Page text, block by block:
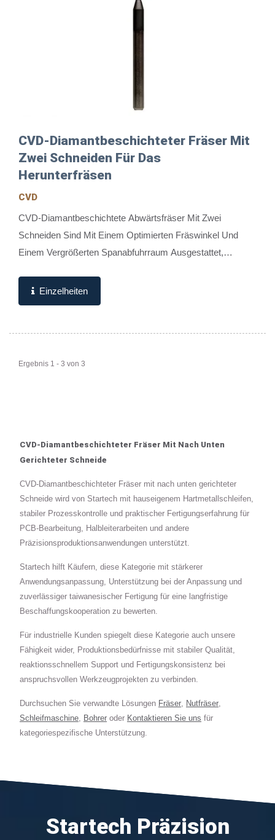
CVD-Diamantbeschichteter Fräser Mit
Zwei Schneiden Für Das
Herunterfräsen
CVD
CVD-Diamantbeschichtete Abwärtsfräser Mit Zwei
Schneiden Sind Mit Einem Optimierten Fräswinkel Und
Einem Vergrößerten Spanabfuhrraum Ausgestattet,
Überlegene...
Einzelheiten
Ergebnis 1 - 3 von 3
CVD-Diamantbeschichteter Fräser Mit Nach Unten
Gerichteter Schneide
CVD-Diamantbeschichteter Fräser mit nach unten gerichteter
Schneide wird von Startech mit hauseigenem Hartmetallschleifen,
stabiler Prozesskontrolle und praktischer Fertigungserfahrung für
PCB-Bearbeitung, Halbleiterarbeiten und andere
Präzisionsproduktionsanwendungen unterstützt.
Startech hilft Käufern, diese Kategorie mit stärkerer
Anwendungsanpassung, Unterstützung bei der Anpassung und
zuverlässiger taiwanesischer Fertigung für eine langfristige
Beschaffungskooperation zu bewerten.
Für industrielle Kunden spiegelt diese Kategorie auch unsere
Fähigkeit wider, Produktionsbedürfnisse mit stabiler Qualität,
reaktionsschnellem Support und Fertigungskonsistenz bei
anspruchsvollen Werkzeugprojekten zu verbinden.
Durchsuchen Sie verwandte Lösungen Fräser Nutfräser
Schleifmaschine Bohrer oder Kontaktieren Sie uns für
kategoriespezifische Unterstützung.
Startech Präzision